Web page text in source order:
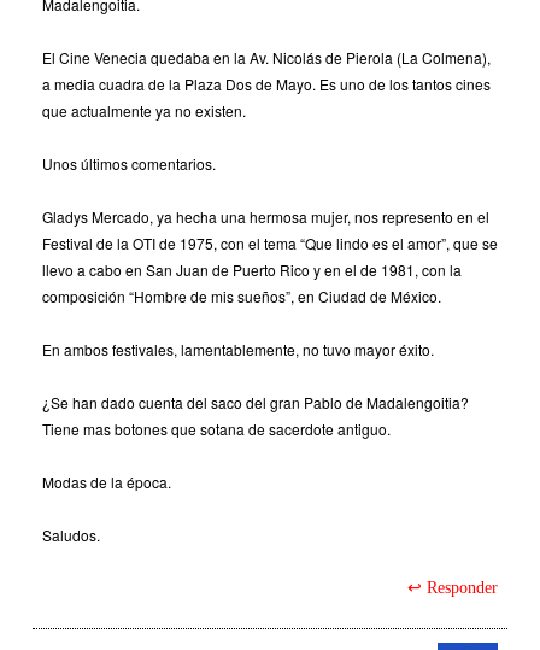
El Cine Venecia quedaba en la Av. Nicolás de Pierola (La Colmena),
a media cuadra de la Plaza Dos de Mayo. Es uno de los tantos cines
que actualmente ya no existen.
Unos últimos comentarios.
Gladys Mercado, ya hecha una hermosa mujer, nos represento en el
Festival de la OTI de 1975, con el tema “Que lindo es el amor”, que se
llevo a cabo en San Juan de Puerto Rico y en el de 1981, con la
composición “Hombre de mis sueños”, en Ciudad de México.
En ambos festivales, lamentablemente, no tuvo mayor éxito.
¿Se han dado cuenta del saco del gran Pablo de Madalengoitia?
Tiene mas botones que sotana de sacerdote antiguo.
Modas de la época.
Saludos.
Responder